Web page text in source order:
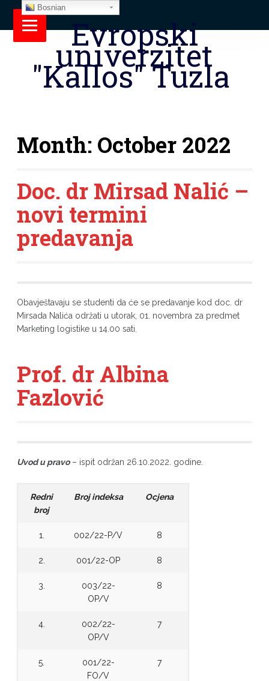
Evropski
univerzitet
"Kallos" Tuzla
Month: October 2022
Doc. dr Mirsad Nalić –
novi termini
predavanja
Obavještavaju se studenti da će se predavanje kod doc. dr
Mirsada Nalića održati u utorak, 01. novembra za predmet
Marketing logistike u 14.00 sati.
Prof. dr Albina
Fazlović
Uvod u pravo– ispit održan 26.10.2022. godine.
Redni
broj
Broj indeksa Ocjena
1. 002/22-P/V 8
2. 001/22-OP 8
3.
003/22-
OP/V
8
4.
002/22-
OP/V
7
5.
001/22-
FO/V
7
Bosnian